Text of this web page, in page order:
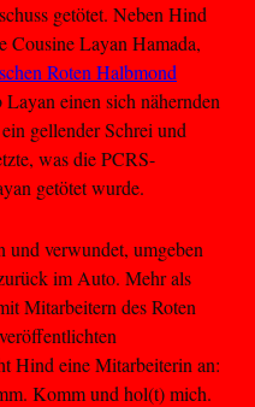
getötet. Neben Hind
Cousine Layan Hamada,
Roten Halbmond
einen sich nähernden
gellender Schrei und
was die PCRS-
getötet wurde.
verwundet, umgeben
im Auto. Mehr als
Mitarbeitern des Roten
Hind eine Mitarbeiterin an:
Komm und hol(t) mich.